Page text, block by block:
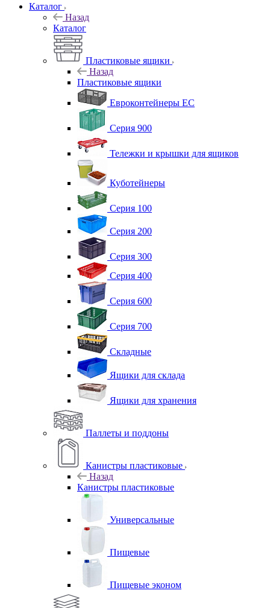
Каталог
Назад
Каталог
Пластиковые ящики
Назад
Пластиковые ящики
Евроконтейнеры ЕС
Серия 900
Тележки и крышки для ящиков
Куботейнеры
Серия 100
Серия 200
Серия 300
Серия 400
Серия 600
Серия 700
Складные
Ящики для склада
Ящики для хранения
Паллеты и поддоны
Канистры пластиковые
Назад
Канистры пластиковые
Универсальные
Пищевые
Пищевые эконом